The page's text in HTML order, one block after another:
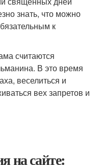
знать, что можно
к
считаются
В это время
веселиться и
вех запретов и
на сайте: